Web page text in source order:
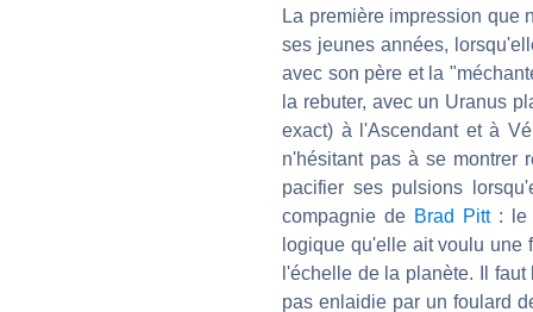
La première impression que
ses jeunes années,
avec son père et la
la rebuter, avec un Uranus
exact) à l'Ascendant et à
n'hésitant pas à se montrer
pacifier ses pulsions
compagnie de Brad Pitt: le
logique qu'elle ait voulu une
l'échelle de la planète. Il
pas enlaidie par un foulard